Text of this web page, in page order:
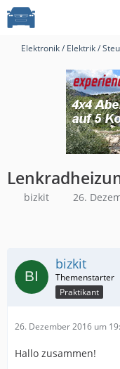
Elektronik / Elektrik /
bizkit 26.
bizkit
Praktikant
26. Dezember 2016 um
Hallo zusammen!